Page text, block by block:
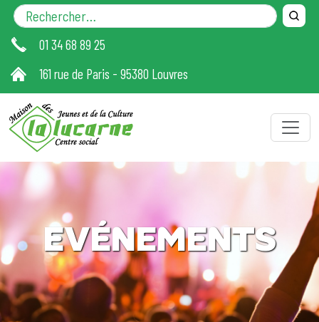
Aller au contenu principal
01 34 68 89 25
161 rue de Paris - 95380 Louvres
EVÉNEMENTS